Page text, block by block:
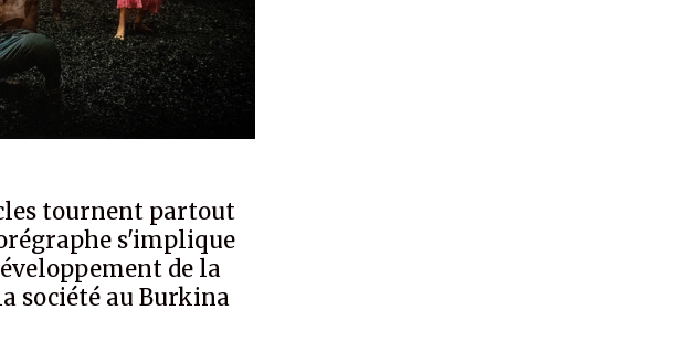
tournent partout
s'implique
de la
société au Burkina